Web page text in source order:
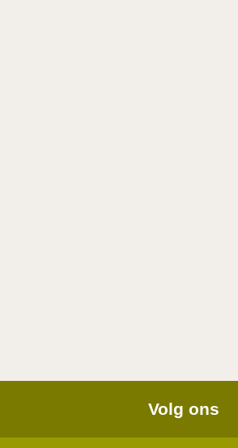
Volg ons